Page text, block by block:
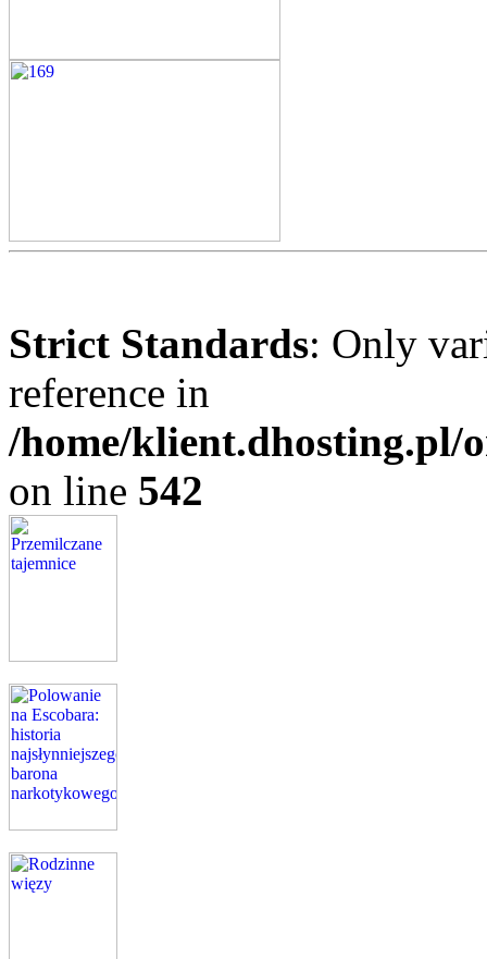
Strict Standards: Only
reference in
/home/klient.dhosting.pl/
on line 542